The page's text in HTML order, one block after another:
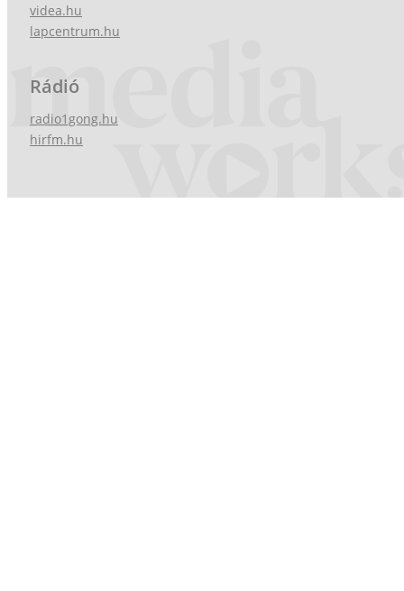
videa.hu
lapcentrum.hu
Rádió
radio1gong.hu
hirfm.hu